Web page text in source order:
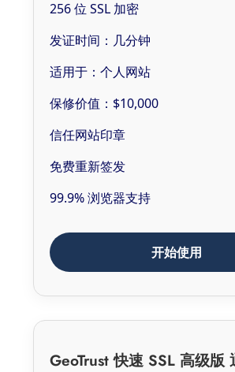
256 位 SSL 加密
发证时间：几分钟
适用于：个人网站
保修价值：$10,000
信任网站印章
免费重新签发
99.9% 浏览器支持
开始使用
GeoTrust 快速 SSL 高级版